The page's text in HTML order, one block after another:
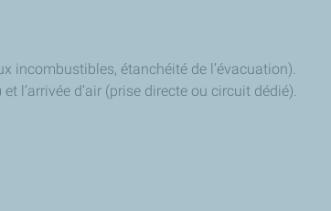
incombustibles, étanchéité de l’évacuation).
l’arrivée d’air (prise directe ou circuit dédié).